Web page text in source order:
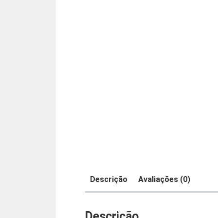
Descrição Avaliações (0)